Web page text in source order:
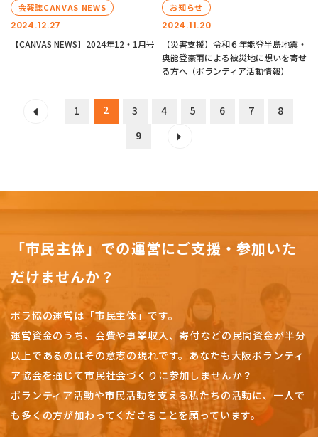
2024.12.27
会報誌CANVAS NEWS
【CANVAS NEWS】2024年12・1月号
2024.11.20
お知らせ
【災害支援】令和６年能登半島地震・
奥能登豪雨による被災地に想いを寄せ
る方へ（ボランティア活動情報）
1 2 3 4 5 6 7
8
9
「市民主体」での運営にご支援・参加いた
だけませんか？
ボラ協の運営は「市民主体」です。
運営資金のうち、会費や事業収入、寄付などの民間資金が半分
以上であるのはその意志の現れです。 あなたも大阪ボランティ
ア協会を通じて市民社会づくりに参加しませんか？
ボランティア活動や市民活動を支える私たちの活動に、一人で
も多くの方が加わってくださることを願っています。